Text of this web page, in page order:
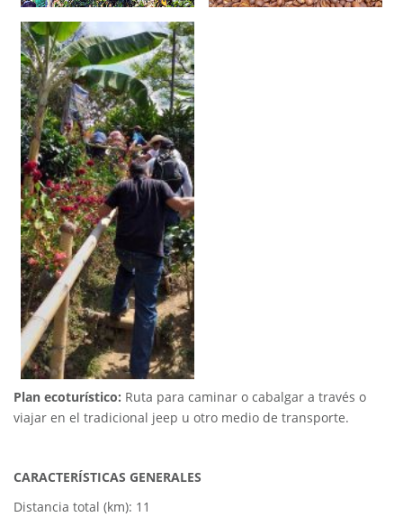
Plan ecoturístico: Ruta para caminar o cabalgar a través o
viajar en el tradicional jeep u otro medio de transporte.
CARACTERÍSTICAS GENERALES
Distancia total (km): 11